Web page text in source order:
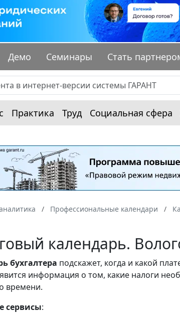
Демо Семинары Стать
Практика Труд Социальная сфера
Профессиональные календари
календарь.
бухгалтера подскажет, когда и какой
информация о том, какие налоги
времени.
сервисы: